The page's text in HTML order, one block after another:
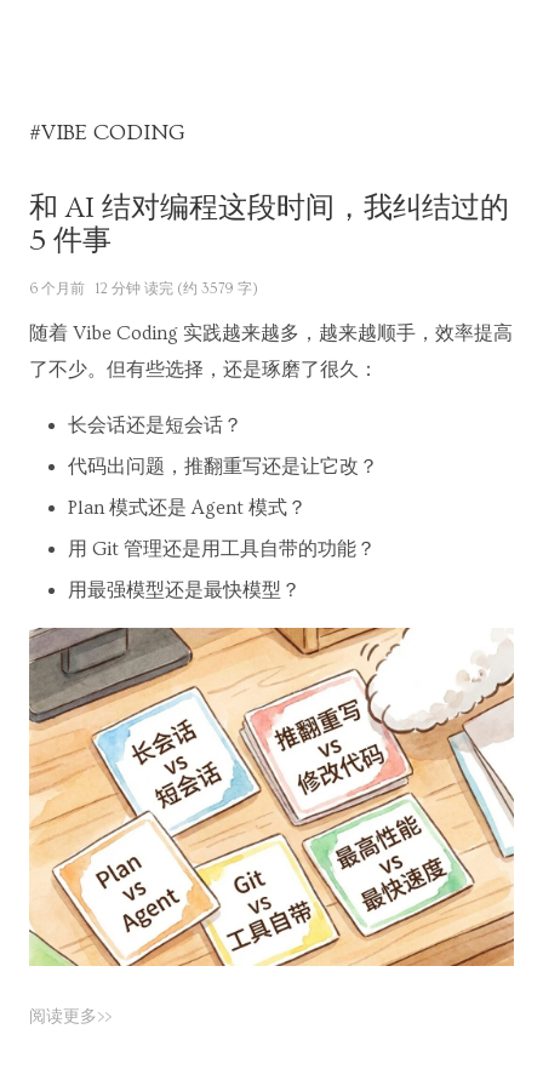
#VIBE CODING
和 AI 结对编程这段时间，我纠结过的
5 件事
6 个月前 12 分钟 读完 (约 3579 字)
随着 Vibe Coding 实践越来越多，越来越顺手，效率提高
了不少。但有些选择，还是琢磨了很久：
长会话还是短会话？
代码出问题，推翻重写还是让它改？
Plan 模式还是 Agent 模式？
用 Git 管理还是用工具自带的功能？
用最强模型还是最快模型？
阅读更多>>